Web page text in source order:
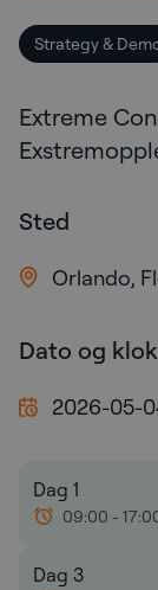
Strategy &
Extreme
Sted
Orlando,
Dato og
2026-05-
Dag 1
09:00 -
Dag 3